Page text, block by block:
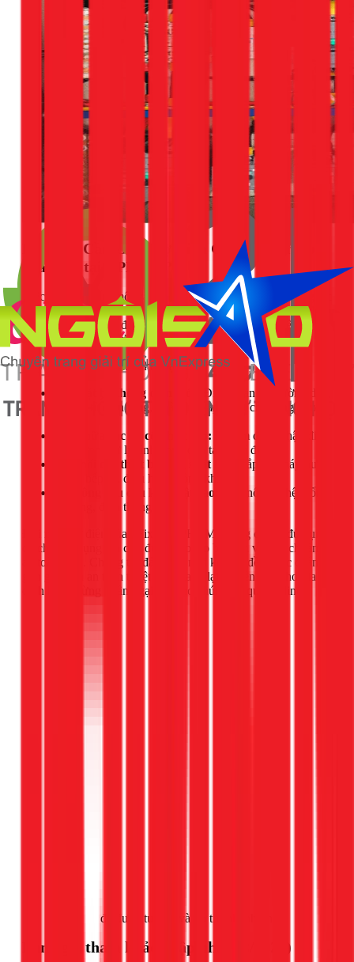
Khi Nào Cần Gọi Thợ Điện Chuyên Nghiệp
của 1Fix tại TPHCM?
Việc tự mình bấm một vài đầu cos để thay ổ cắm hay công tắc
là hoàn toàn khả thi. Tuy nhiên, đối với những công việc đòi
hỏi chuyên môn và độ an toàn cao, việc gọi thợ chuyên
nghiệp là lựa chọn khôn ngoan nhất.
Hãy liên hệ với 1Fix.vn khi bạn cần:
Lắp đặt hệ thống điện mới:
Đi lại toàn bộ đường dây,
lắp đặt tủ điện tổng, phân chia aptomat cho từng khu
Sửa chữa các sự cố phức tạp: Dò tìm điểm chập điện
âm tường, xử lý tình trạng quá tải, rò rỉ điện.
Đấu nối các thiết bị công suất lớn:
Lắp đặt máy nước
nóng, bếp từ, điều hòa không khí.
Thi công yêu cầu kỹ thuật cao:
Đấu nối các hệ thống
tự động, điện thông minh.
Đội ngũ thợ điện của 1Fix tại TPHCM không chỉ có đủ dụng
cụ chuyên dụng mà còn được đào tạo bài bản về tiêu chuẩn
an toàn điện. Chúng tôi đảm bảo mọi kết nối đều chắc chắn,
gọn gàng và an toàn tuyệt đối, mang lại sự yên tâm cho gia
đình bạn. Đừng ngần ngại gọi cho chúng tôi qua hotline
để được tư vấn và hỗ trợ nhanh nhất.
Bảng giá tham khảo (Cập nhật 03/2026)